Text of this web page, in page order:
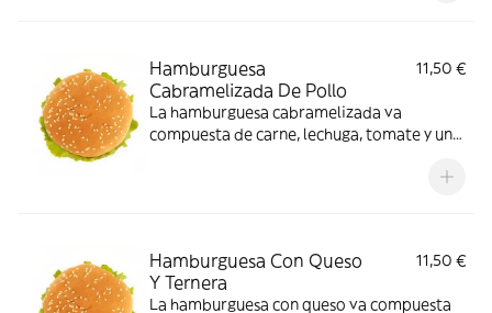
Hamburguesa
Cabramelizada De Pollo
11,50 €
La hamburguesa cabramelizada va
compuesta de carne, lechuga, tomate y una
Hamburguesa Con Queso
Y Ternera
11,50 €
La hamburguesa con queso va compuesta